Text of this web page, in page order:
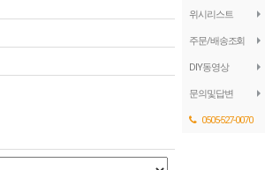
위시리스트
주문/배송조회
DIY동영상
문의및답변
0505-527-0070